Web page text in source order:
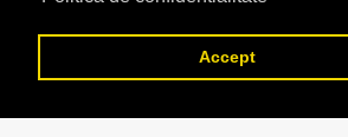
Accept
sectiunea Contact
© 2026 - TopFirme -Termeni si conditii-